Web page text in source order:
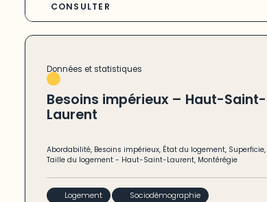
CONSULTER
Données et statistiques
Besoins impérieux – Haut-Saint-
Laurent
Abordabilité, Besoins impérieux, État du logement, Superficie,
Taille du logement- Haut-Saint-Laurent, Montérégie
Logement Sociodémographie